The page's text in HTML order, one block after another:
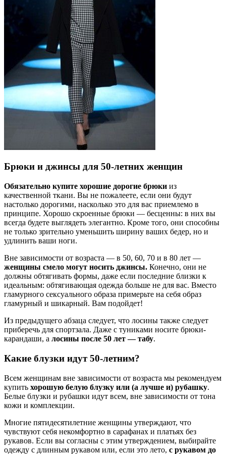
Брюки и джинсы для 50-летних женщин
Обязательно купите хорошие дорогие брюки из
качественной ткани. Вы не пожалеете, если они будут
настолько дорогими, насколько это для вас приемлемо в
принципе. Хорошо скроенные брюки — бесценны: в них вы
всегда будете выглядеть элегантно. Кроме того, они способны
не только зрительно уменьшить ширину ваших бедер, но и
удлинить ваши ноги.
Вне зависимости от возраста — в 50, 60, 70 и в 80 лет —
женщины смело могут носить джинсы. Конечно, они не
должны обтягивать формы, даже если последние близки к
идеальным: обтягивающая одежда больше не для вас. Вместо
гламурного сексуального образа примерьте на себя образ
гламурный и шикарный. Вам подойдет!
Из предыдущего абзаца следует, что лосины также следует
приберечь для спортзала. Даже с туниками носите брюки-
карандаши, а лосины после 50 лет — табу.
Какие блузки идут 50-летним?
Всем женщинам вне зависимости от возраста мы рекомендуем
купить хорошую белую блузку или (а лучше и) рубашку.
Белые блузки и рубашки идут всем, вне зависимости от тона
кожи и комплекции.
Многие пятидесятилетние женщины утверждают, что
чувствуют себя некомфортно в сарафанах и платьях без
рукавов. Если вы согласны с этим утверждением, выбирайте
одежду с длинным рукавом или, если это лето, с рукавом до